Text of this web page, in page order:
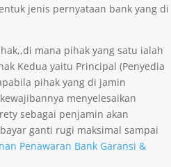
jenis pernyataan bank yang di
mana pihak yang satu ialah
Kedua yaitu Principal (Penyedia
pihak yang di jamin
menyelesaikan
sebagai penjamin akan
ganti rugi maksimal sampai
Penawaran Bank Garansi &